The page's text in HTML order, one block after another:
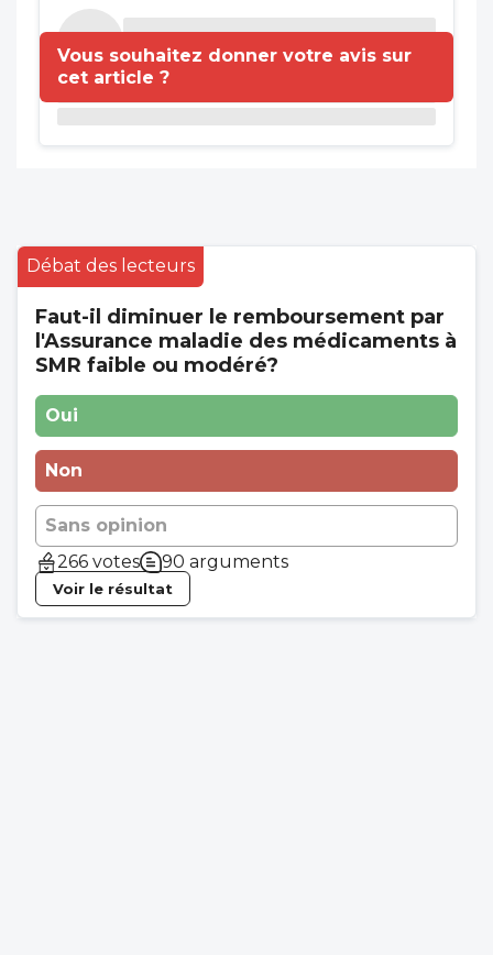
Vous souhaitez donner votre avis sur
cet article ?
Débat des lecteurs
Faut-il diminuer le remboursement par
l'Assurance maladie des médicaments à
SMR faible ou modéré?
Oui
Non
Sans opinion
266 votes
90 arguments
Voir le résultat